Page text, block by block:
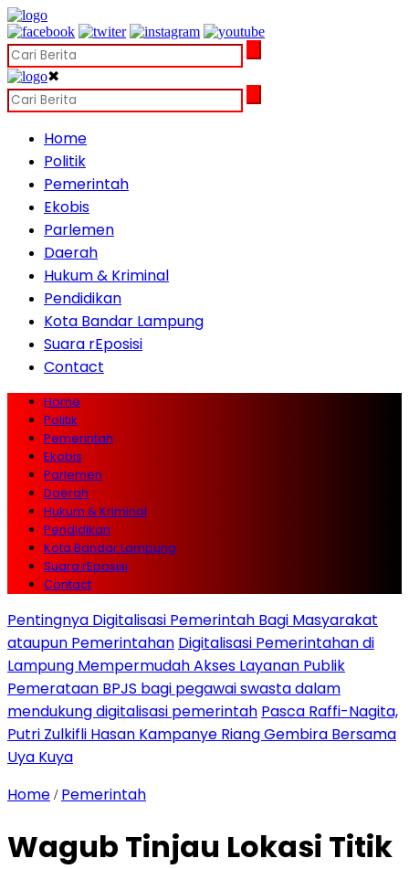
✖
Home
Politik
Pemerintah
Ekobis
Parlemen
Daerah
Hukum & Kriminal
Pendidikan
Kota Bandar Lampung
Suara rEposisi
Contact
Home
Politik
Pemerintah
Ekobis
Parlemen
Daerah
Hukum & Kriminal
Pendidikan
Kota Bandar Lampung
Suara rEposisi
Contact
Pentingnya Digitalisasi Pemerintah Bagi Masyarakat
ataupun Pemerintahan Digitalisasi Pemerintahan di
Lampung Mempermudah Akses Layanan Publik
Pemerataan BPJS bagi pegawai swasta dalam
mendukung digitalisasi pemerintah Pasca Raffi-Nagita,
Putri Zulkifli Hasan Kampanye Riang Gembira Bersama
Uya Kuya
Home / Pemerintah
Wagub Tinjau Lokasi Titik